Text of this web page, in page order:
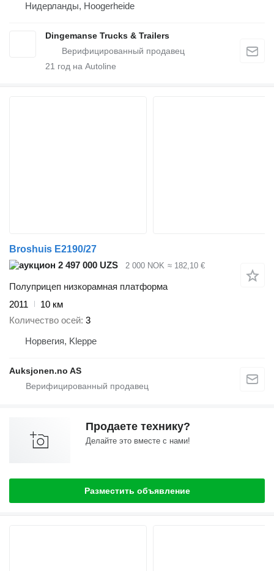
Нидерланды, Hoogerheide
Dingemanse Trucks & Trailers
21 год на Autoline
Broshuis E2190/27
2 497 000 UZS
2 000 NOK ≈ 182,10 €
Полуприцеп низкорамная платформа
2011
10 км
Количество осей 3
Норвегия, Kleppe
Auksjonen.no AS
Продаете технику?
Делайте это вместе с нами!
Разместить объявление